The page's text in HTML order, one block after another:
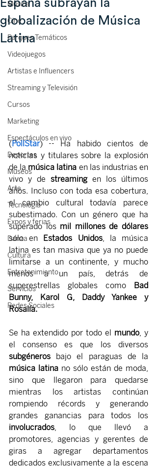
Música
Cine
Parques Temáticos
Videojuegos
Artistas e Influencers
Streaming y Televisión
Cursos
Marketing
Espectáculos en vivo
Deportes
Museos
Arte
Tecnología
Expos y ferias
Danza
Cultura
Entretenimiento
Servicios
Redes Sociales
España subrayan la
globalización de Música
Latina
(PollStar) -- Ha habido cientos de
noticias y titulares sobre la explosión
de la música latina en las industrias en
vivo y de streaming en los últimos
años. Incluso con toda esa cobertura,
el cambio cultural todavía parece
subestimado. Con un género que ha
superado los mil millones de dólares
sólo en Estados Unidos, la música
latina es tan masiva que ya no puede
limitarse a un continente, y mucho
menos a un país, detrás de
superestrellas globales como Bad
Bunny, Karol G, Daddy Yankee y
Rosalía.
Se ha extendido por todo el mundo , y
subgéneros
música latina no sólo están de moda,
sino que llegaron para quedarse
mientras los artistas continúan
rompiendo récords y generando
involucrados , lo que llevó a
promotores, agencias y gerentes de
giras a agregar departamentos
dedicados exclusivamente a la escena